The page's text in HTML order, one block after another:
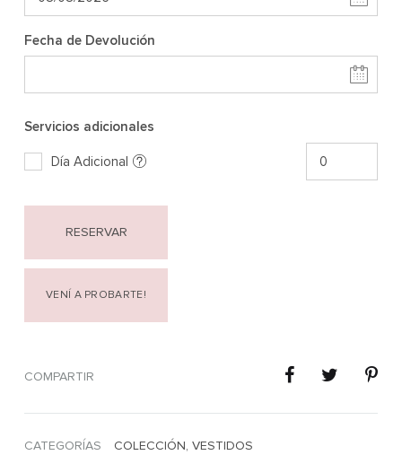
Fecha de Devolución
Servicios adicionales
Día Adicional
RESERVAR
VENÍ A PROBARTE!
COMPARTIR
CATEGORÍAS COLECCIÓN, VESTIDOS